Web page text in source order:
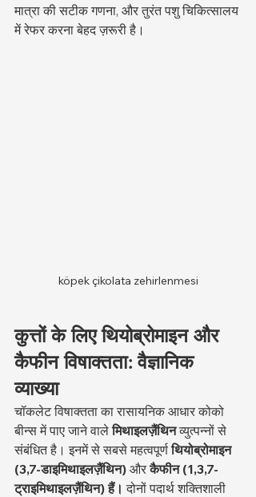
मात्रा की सटीक गणना, और तुरंत पशु चिकित्सालय
में रेफर करना बेहद ज़रूरी है।
köpek çikolata zehirlenmesi
कुत्तों के लिए थियोब्रोमाइन और
कैफीन विषाक्तता: वैज्ञानिक
व्याख्या
चॉकलेट विषाक्तता का रासायनिक आधार कोको
बीन्स में पाए जाने वाले मिथाइलज़ैंथिन व्युत्पन्नों से
संबंधित है। इनमें से सबसे महत्वपूर्ण थियोब्रोमाइन
(3,7-डाइमिथाइलज़ैंथिन) और कैफीन (1,3,7-
ट्राइमिथाइलज़ैंथिन) हैं। दोनों पदार्थ शक्तिशाली